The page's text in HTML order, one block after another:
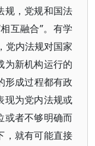
规，党规和国法
互融合”。有学
党内法规对国家
为新机构运行的
形成过程都有政
现为党内法规或
或者不够明确而
，就有可能直接